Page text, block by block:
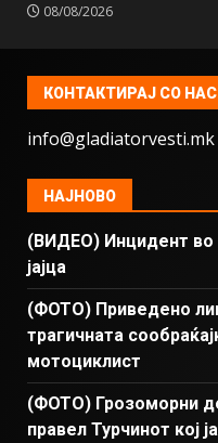
08/08/2026
КОНТАКТИРАЈ СО
info@gladiatorvesti.mk
НАЈНОВО
(ВИДЕО) Инцидент во
јајца
(ФОТО) Приведено
трагичната
мотоциклист
(ФОТО) Грозоморни
правел Турчинот кој